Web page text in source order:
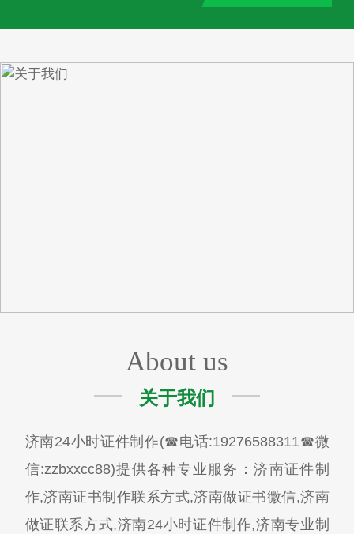
About us
关于我们
济南24小时证件制作(☎电话:19276588311☎微
信:zzbxxcc88)提供各种专业服务：济南证件制
作,济南证书制作联系方式,济南做证书微信,济南
做证联系方式,济南24小时证件制作,济南专业制